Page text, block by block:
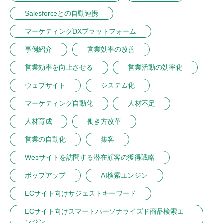
Salesforceとの自動連携
マーケティングDXプラットフォーム
事例紹介 営業効率の改善
営業効率を向上させる 営業活動の効率化
ウェブサイト システム化
マーケティング自動化 人材不足
人材育成 働き方改革
営業の自動化 集客
Webサイトを訪問する潜在顧客の獲得戦略
ポップアップ AI検索エンジン
ECサイト向けサジェストキーワード
ECサイト向けスマートパーソナライズド商品検索エ